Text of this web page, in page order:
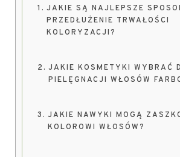
JAKIE SĄ NAJLEPSZE
PRZEDŁUŻENIE TRWAŁOŚCI
KOLORYZACJI?
JAKIE KOSMETYKI WYBRAĆ
PIELĘGNACJI WŁOSÓW
JAKIE NAWYKI MOGĄ
KOLOROWI WŁOSÓW?